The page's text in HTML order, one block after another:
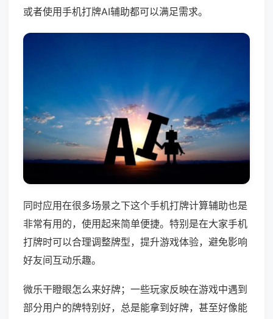
或者使用手机打牌AI辅助都可以满足需求。
同时应用在很多场景之下这个手机打牌计算辅助也是
非常有用的，使用起来简单便捷。特别是在大家手机
打牌时可以合理调整牌型，提升游戏体验，避免影响
好友间互动乐趣。
微乐干瞪眼怎么来好牌；一些玩家反映在游戏中遇到
部分用户的牌特别好，总是能拿到好牌，甚至好像能